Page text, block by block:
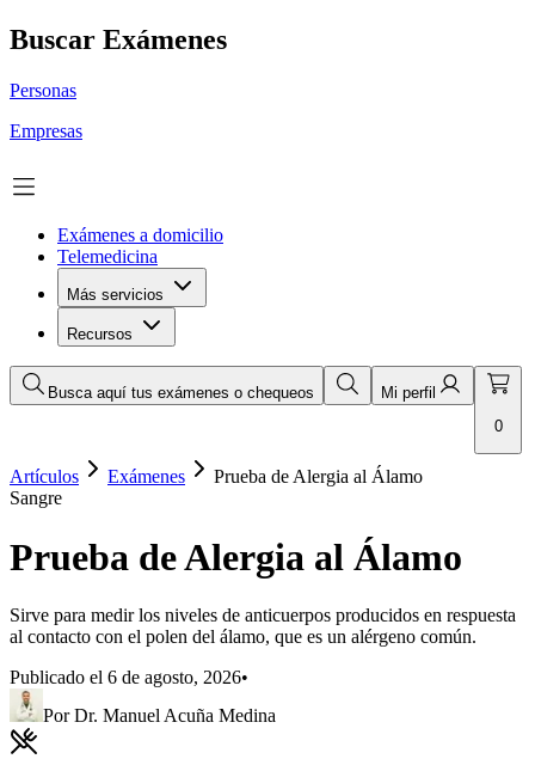
Buscar Exámenes
Personas
Empresas
Exámenes a domicilio
Telemedicina
Más servicios
Recursos
Busca aquí tus exámenes o chequeos
Mi perfil
0
Artículos Exámenes
Prueba de Alergia al Álamo
Sangre
Prueba de Alergia al Álamo
Sirve para medir los niveles de anticuerpos producidos en respuesta
al contacto con el polen del álamo, que es un alérgeno común.
Publicado el 6 de agosto, 2026•
PorDr. Manuel Acuña Medina